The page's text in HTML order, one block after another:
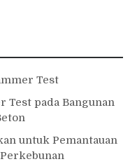
Test
Test pada Bangunan
untuk Pemantauan